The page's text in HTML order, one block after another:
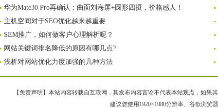
华为Mate30 Pro再确认：曲面刘海屏+圆形四摄，价格感人！
主机空间对于SEO优化越来越重要
SEM推广，如何做客户心理解析呢？
网站关键词排名降低的原因有哪几点?
浅析对网站优化力度加强的几种方法
【免责声明】本站内容转载自互联网，其发布内容言论不代表本站观点，如果
建议您使用1920×1080分辨率、谷歌浏览